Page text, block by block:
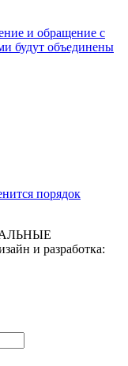
и обращение с
будут объединены
порядок
и разработка: